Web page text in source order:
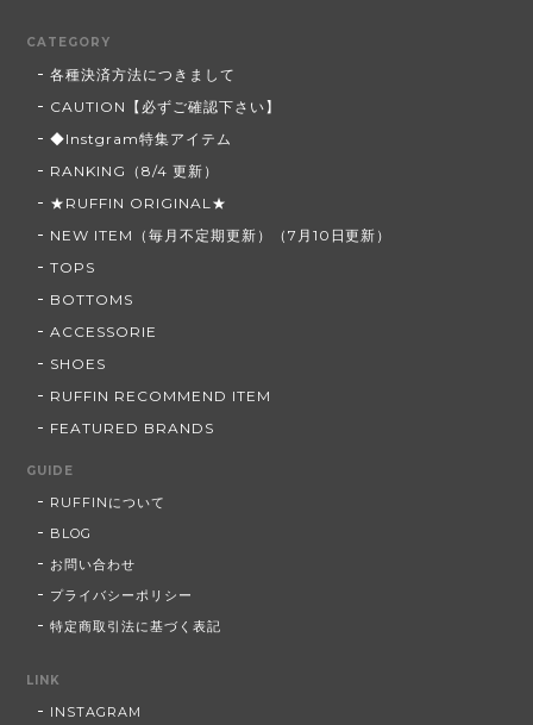
CATEGORY
各種決済方法につきまして
CAUTION【必ずご確認下さい】
◆Instgram特集アイテム
RANKING（8/4 更新）
★RUFFIN ORIGINAL★
NEW ITEM（毎月不定期更新）（7月10日更新）
TOPS
BOTTOMS
ACCESSORIE
SHOES
RUFFIN RECOMMEND ITEM
FEATURED BRANDS
GUIDE
RUFFINについて
BLOG
お問い合わせ
プライバシーポリシー
特定商取引法に基づく表記
LINK
INSTAGRAM